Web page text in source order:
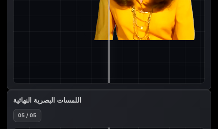
اللمسات البصرية النهائية
05 / 05